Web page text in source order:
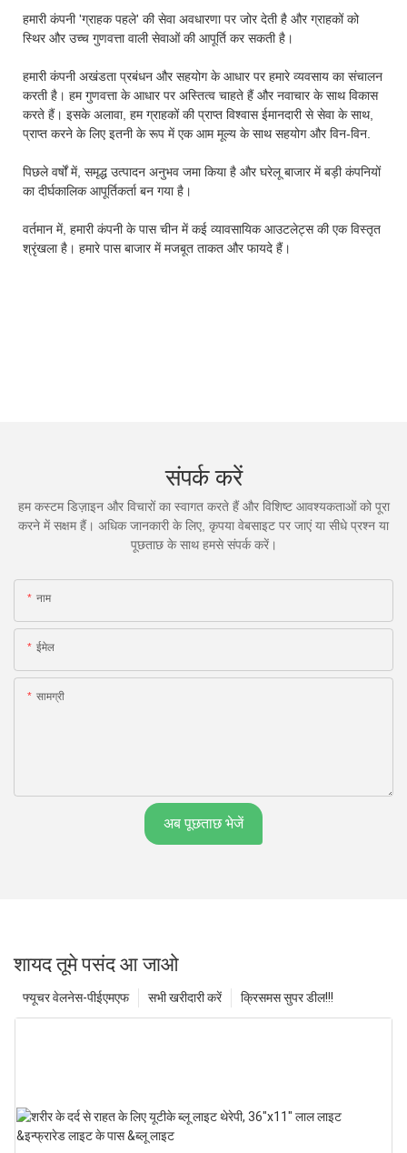
हमारी कंपनी 'ग्राहक पहले' की सेवा अवधारणा पर जोर देती है और ग्राहकों को
स्थिर और उच्च गुणवत्ता वाली सेवाओं की आपूर्ति कर सकती है।
हमारी कंपनी अखंडता प्रबंधन और सहयोग के आधार पर हमारे व्यवसाय का संचालन
करती है। हम गुणवत्ता के आधार पर अस्तित्व चाहते हैं और नवाचार के साथ विकास
करते हैं। इसके अलावा, हम ग्राहकों की प्राप्त विश्वास ईमानदारी से सेवा के साथ,
प्राप्त करने के लिए इतनी के रूप में एक आम मूल्य के साथ सहयोग और विन-विन.
पिछले वर्षों में, समृद्ध उत्पादन अनुभव जमा किया है और घरेलू बाजार में बड़ी कंपनियों
का दीर्घकालिक आपूर्तिकर्ता बन गया है।
वर्तमान में, हमारी कंपनी के पास चीन में कई व्यावसायिक आउटलेट्स की एक विस्तृत
श्रृंखला है। हमारे पास बाजार में मजबूत ताकत और फायदे हैं।
संपर्क करें
हम कस्टम डिज़ाइन और विचारों का स्वागत करते हैं और विशिष्ट आवश्यकताओं को पूरा
करने में सक्षम हैं। अधिक जानकारी के लिए, कृपया वेबसाइट पर जाएं या सीधे प्रश्न या
पूछताछ के साथ हमसे संपर्क करें।
नाम
ईमेल
सामग्री
अब पूछताछ भेजें
शायद तूमे पसंद आ जाओ
क्रिसमस सुपर डील!!!
सभी खरीदारी करें
फ्यूचर वेलनेस-पीईएमएफ